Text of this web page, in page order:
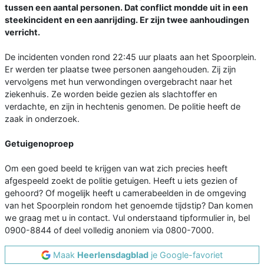
tussen een aantal personen. Dat conflict mondde uit in een
steekincident en een aanrijding. Er zijn twee aanhoudingen
verricht.
De incidenten vonden rond 22:45 uur plaats aan het Spoorplein.
Er werden ter plaatse twee personen aangehouden. Zij zijn
vervolgens met hun verwondingen overgebracht naar het
ziekenhuis. Ze worden beide gezien als slachtoffer en
verdachte, en zijn in hechtenis genomen. De politie heeft de
zaak in onderzoek.
Getuigenoproep
Om een goed beeld te krijgen van wat zich precies heeft
afgespeeld zoekt de politie getuigen. Heeft u iets gezien of
gehoord? Of mogelijk heeft u camerabeelden in de omgeving
van het Spoorplein rondom het genoemde tijdstip? Dan komen
we graag met u in contact. Vul onderstaand tipformulier in, bel
0900-8844 of deel volledig anoniem via 0800-7000.
Maak Heerlensdagblad je Google-favoriet